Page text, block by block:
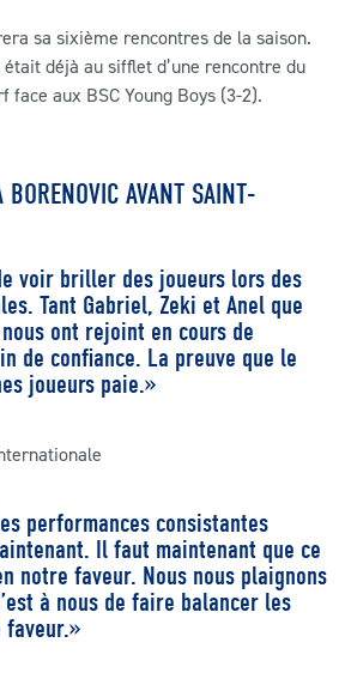
sa sixième rencontres de la saison.
déjà au sifflet d’une rencontre du
face aux BSC Young Boys (3-2).
AVANT SAINT-
voir briller des joueurs lors des
Tant Gabriel, Zeki et Anel que
ont rejoint en cours de
de confiance. La preuve que le
joueurs paie.»
performances consistantes
Il faut maintenant que ce
notre faveur. Nous nous plaignons
à nous de faire balancer les
»